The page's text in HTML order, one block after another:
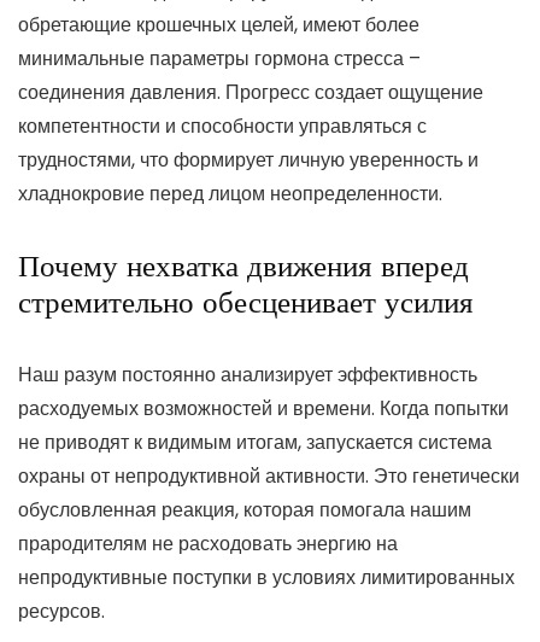
обретающие крошечных целей, имеют более
минимальные параметры гормона стресса –
соединения давления. Прогресс создает ощущение
компетентности и способности управляться с
трудностями, что формирует личную уверенность и
хладнокровие перед лицом неопределенности.
Почему нехватка движения вперед
стремительно обесценивает усилия
Наш разум постоянно анализирует эффективность
расходуемых возможностей и времени. Когда попытки
не приводят к видимым итогам, запускается система
охраны от непродуктивной активности. Это генетически
обусловленная реакция, которая помогала нашим
прародителям не расходовать энергию на
непродуктивные поступки в условиях лимитированных
ресурсов.